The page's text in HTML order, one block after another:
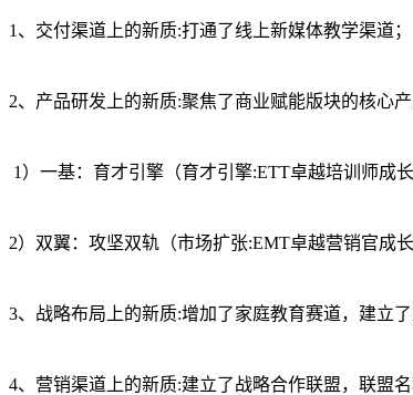
1、交付渠道上的新质:打通了线上新媒体教学渠道
2、产品研发上的新质:聚焦了商业赋能版块的核心产
1）一基：育才引擎（育才引擎:ETT卓越培训师成
2）双翼：攻坚双轨（市场扩张:EMT卓越营销官
3、战略布局上的新质:增加了家庭教育赛道，建
4、营销渠道上的新质:建立了战略合作联盟，联